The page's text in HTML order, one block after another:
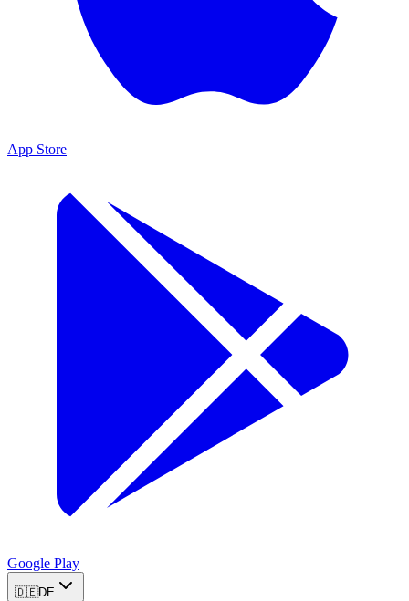
App Store
Google Play
🇩🇪DE